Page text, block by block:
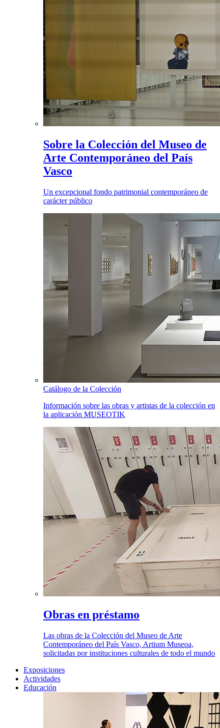
Sobre la Colección del Museo de
Arte Contemporáneo del País
Vasco
Un excepcional fondo patrimonial contemporáneo de
carácter público
Catálogo de la Colección
Información sobre las obras y artistas de la colección en
la aplicación MUSEOTIK
Obras en préstamo
Las obras de la Colección del Museo de Arte
Contemporáneo del País Vasco, Artium Museoa,
solicitadas por instituciones culturales de todo el mundo
Exposiciones
Actividades
Educación